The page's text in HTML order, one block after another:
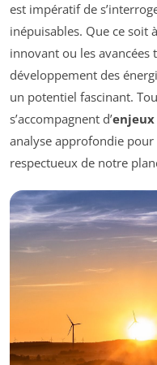
est impératif de
inépuisables. Que ce soit
innovant ou les avancées
développement des
un potentiel fascinant.
s’accompagnent d’enjeux
analyse approfondie
respectueux de notre